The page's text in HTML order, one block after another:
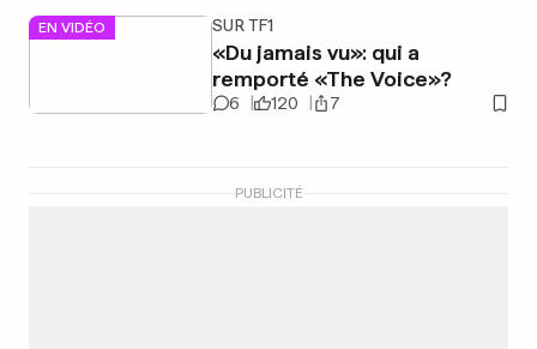
EN VIDÉO SUR TF1
«Du jamais vu»: qui a
remporté «The Voice»?
6 120 7
PUBLICITÉ